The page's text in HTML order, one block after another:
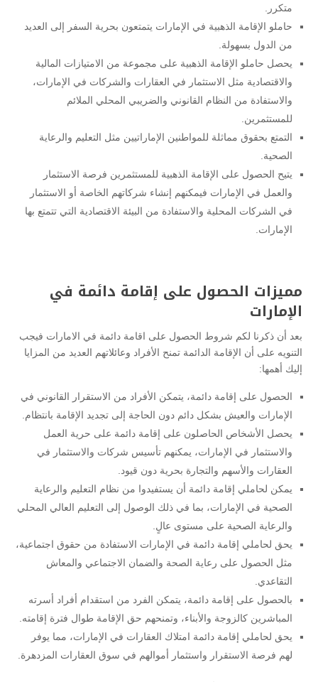
متكرر.
حاملو الإقامة الذهبية في الإمارات يتمتعون بحرية السفر إلى العديد
من الدول بسهولة.
يحصل حاملو الإقامة الذهبية على مجموعة من الامتيازات المالية
والاقتصادية مثل الاستثمار في العقارات والشركات في الإمارات،
والاستفادة من النظام القانوني والضريبي المحلي الملائم
للمستثمرين.
التمتع بحقوق مماثلة للمواطنين الإماراتيين مثل التعليم والرعاية
الصحية.
يتيح الحصول على الإقامة الذهبية للمستثمرين فرصة الاستثمار
والعمل في الإمارات فيمكنهم إنشاء شركاتهم الخاصة أو الاستثمار
في الشركات المحلية والاستفادة من البيئة الاقتصادية التي تتمتع بها
الإمارات.
مميزات الحصول على إقامة دائمة في
الإمارات
بعد أن ذكرنا لكم شروط الحصول على اقامة دائمة في الامارات فيجب
التنويه على أن الإقامة الدائمة تمنح الأفراد وعائلاتهم العديد من المزايا
إليك أهمها:
الحصول على إقامة دائمة، يتمكن الأفراد من الاستقرار القانوني في
الإمارات والعيش بشكل دائم دون الحاجة إلى تجديد الإقامة بانتظام.
يحصل الأشخاص الحاصلون على إقامة دائمة على حرية العمل
والاستثمار في الإمارات، يمكنهم تأسيس شركات والاستثمار في
العقارات والأسهم والتجارة بحرية دون قيود.
يمكن لحاملي إقامة دائمة أن يستفيدوا من نظام التعليم والرعاية
الصحية في الإمارات، بما في ذلك الوصول إلى التعليم العالي المحلي
والرعاية الصحية على مستوى عالٍ.
يحق لحاملي إقامة دائمة في الإمارات الاستفادة من حقوق اجتماعية،
مثل الحصول على رعاية الصحة والضمان الاجتماعي والمعاش
التقاعدي.
بالحصول على إقامة دائمة، يتمكن الفرد من استقدام أفراد أسرته
المباشرين كالزوجة والأبناء، وتمنحهم حق الإقامة طوال فترة إقامته.
يحق لحاملي إقامة دائمة امتلاك العقارات في الإمارات، مما يوفر
لهم فرصة الاستقرار واستثمار أموالهم في سوق العقارات المزدهرة.